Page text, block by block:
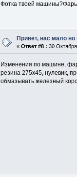
Фотка твоей
Привет, нас мало
« Ответ #8 : 30
Изменения по машине,
резина 275x45, нулевик,
обмазывать железный